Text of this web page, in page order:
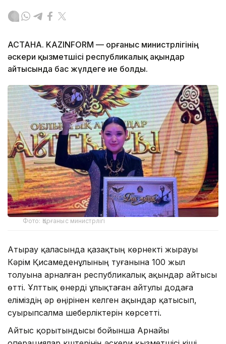
АСТАНА. KAZINFORM — Қорғаныс министрлігінің
әскери қызметшісі республикалық ақындар
айтысында бас жүлдеге ие болды.
Фото: Қорғаныс министрлігі
Атырау қаласында қазақтың көрнекті жырауы
Кәрім Қисамеденұлының туғанына 100 жыл
толуына арналған республикалық ақындар айтысы
өтті. Ұлттық өнерді ұлықтаған айтулы додаға
еліміздің әр өңірінен келген ақындар қатысып,
суырыпсалма шеберліктерін көрсетті.
Айтыс қорытындысы бойынша Арнайы